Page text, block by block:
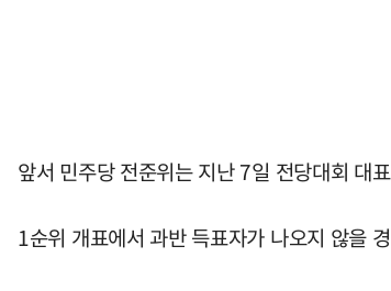
앞서 민주당 전준위는 지난 7일 전당대회 대
1순위 개표에서 과반 득표자가 나오지 않을